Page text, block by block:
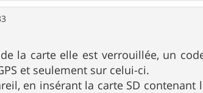
la carte elle est verrouillée, un
et seulement sur celui-ci.
en insérant la carte SD